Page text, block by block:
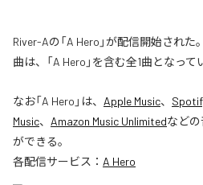
River-Aの「A Hero」が配信開始され
曲は、「A Hero」を含む全1曲となって
なお「A Hero 」は、 Apple Music、
Music、 Amazon Music Unlimitedなど
ができる。
各配信サービス： A Hero